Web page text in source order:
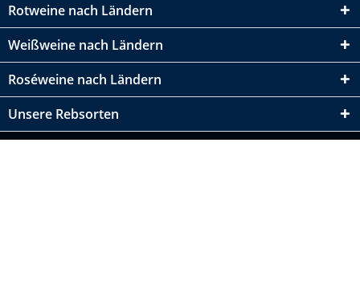
Rotweine nach Ländern
Weißweine nach Ländern
Roséweine nach Ländern
Unsere Rebsorten